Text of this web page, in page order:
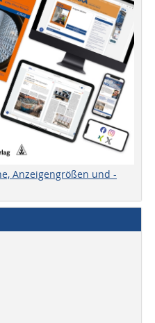
Anzeigengrößen und -